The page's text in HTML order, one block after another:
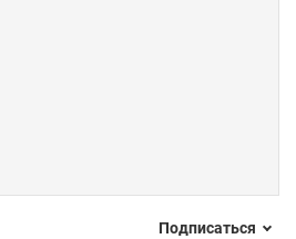
Подписаться